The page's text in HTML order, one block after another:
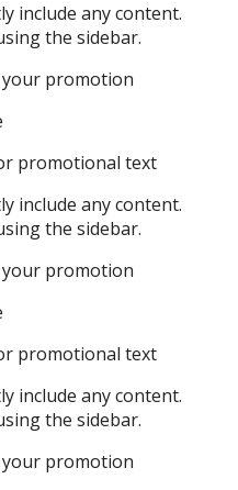
include any content.
the sidebar.
your promotion
promotional text
include any content.
the sidebar.
your promotion
promotional text
include any content.
the sidebar.
your promotion